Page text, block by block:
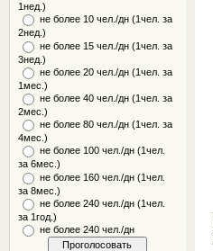
1нед.)
не более 10 чел./дн (1чел. за
2нед.)
не более 15 чел./дн (1чел. за
3нед.)
не более 20 чел./дн (1чел. за
1мес.)
не более 40 чел./дн (1чел. за
2мес.)
не более 80 чел./дн (1чел. за
4мес.)
не более 100 чел./дн (1чел.
за 6мес.)
не более 160 чел./дн (1чел.
за 8мес.)
не более 240 чел./дн (1чел.
за 1год.)
не более 240 чел./дн